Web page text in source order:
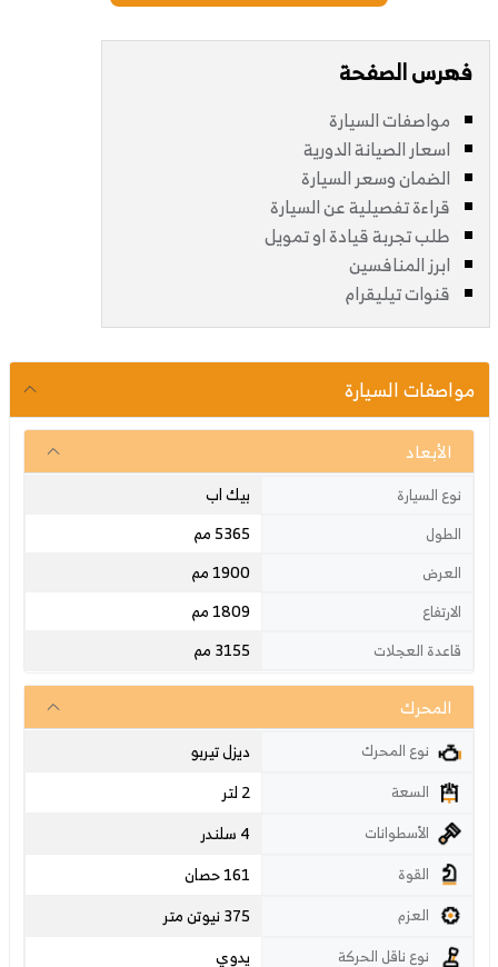
فهرس الصفحة
مواصفات السيارة
اسعار الصيانة الدورية
الضمان وسعر السيارة
قراءة تفصيلية عن السيارة
طلب تجربة قيادة او تمويل
ابرز المنافسين
قنوات تيليقرام
مواصفات السيارة
الأبعاد
نوع السيارة بيك اب
الطول 5365 مم
العرض 1900 مم
الارتفاع 1809 مم
قاعدة العجلات 3155 مم
المحرك
نوع المحرك ديزل تيربو
السعة 2 لتر
الأسطوانات 4 سلندر
القوة 161 حصان
العزم 375 نيوتن متر
نوع ناقل الحركة يدوي